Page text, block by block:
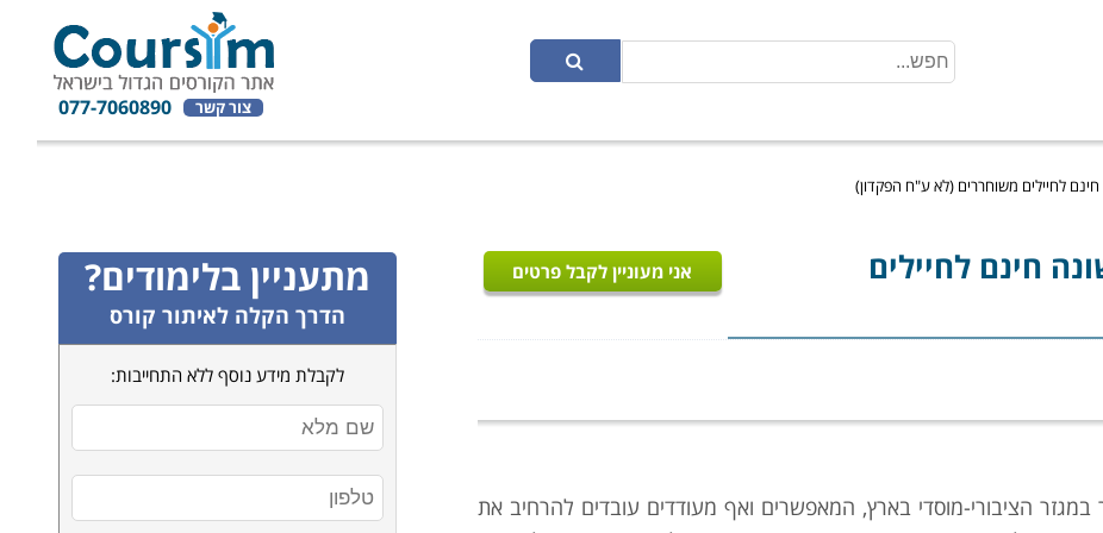
צור קשר 077-7060890
לחיילים משוחררים (לא ע"ח הפקדון)
חינם לחיילים
אני מעוניין לקבל פרטים
הציבורי-מוסדי בארץ, המאפשרים ואף מעודדים עובדים להרחיב את
מתעניין בלימודים?
הדרך הקלה לאיתור קורס
לקבלת מידע נוסף ללא התחייבות: